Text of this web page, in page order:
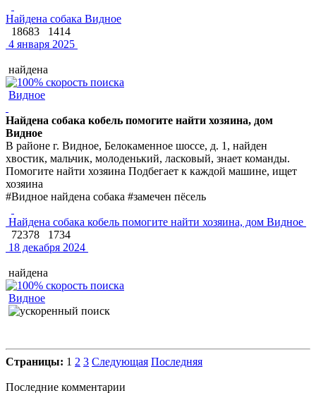
Найдена собака Видное
18683
1414
4 января 2025
найдена
Видное
Найдена собака кобель помогите найти хозяина, дом
Видное
В районе г. Видное, Белокаменное шоссе, д. 1, найден
хвостик, мальчик, молоденький, ласковый, знает команды.
Помогите найти хозяина Подбегает к каждой машине, ищет
хозяина
#Видное найдена собака #замечен пёсель
Найдена собака кобель помогите найти хозяина, дом Видное
72378
1734
18 декабря 2024
найдена
Видное
Страницы: 1 2 3 Следующая Последняя
Последние комментарии